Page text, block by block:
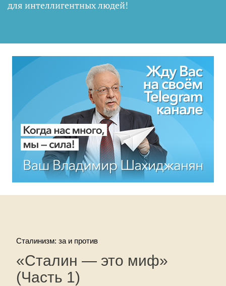
для интеллигентных людей!
Сталинизм: за и против
«Сталин — это миф»
(Часть 1)